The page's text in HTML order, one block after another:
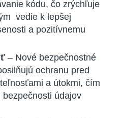
kódu, čo zrýchľuje
vedie k lepšej
a pozitívnemu
– Nové bezpečnostné
ochranu pred
a útokmi, čím
údajov